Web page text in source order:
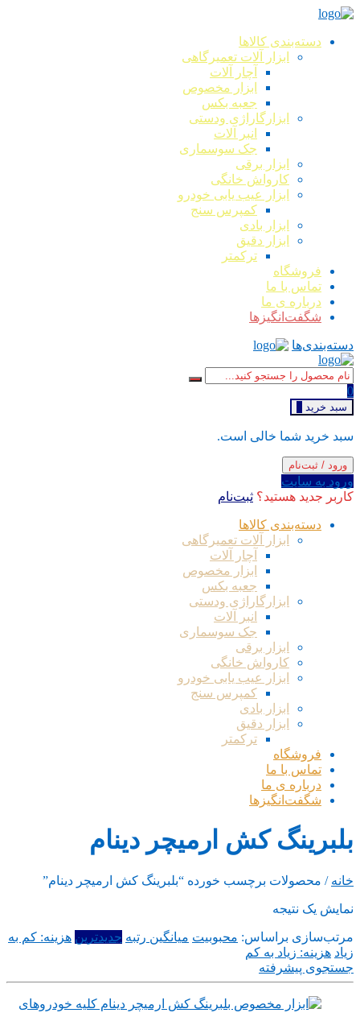
دسته‌بندی کالاها
ابزار آلات تعمیرگاهی
آچار آلات
ابزار مخصوص
جعبه بکس
ابزارگاراژی ودستی
انبر آلات
جک سوسماری
ابزار برقی
کارواش خانگی
ابزار عیب یابی خودرو
کمپرس سنج
ابزار بادی
ابزار دقیق
ترکمتر
فروشگاه
تماس با ما
درباره ی ما
شگفت‌انگیزها
دسته‌بندی‌ها
0
سبد خرید
سبد خرید شما خالی است.
ورود / ثبت‌نام
ورود به سایت
کاربر جدید هستید؟ ثبت‌نام
دسته‌بندی کالاها
ابزار آلات تعمیرگاهی
آچار آلات
ابزار مخصوص
جعبه بکس
ابزارگاراژی ودستی
انبر آلات
جک سوسماری
ابزار برقی
کارواش خانگی
ابزار عیب یابی خودرو
کمپرس سنج
ابزار بادی
ابزار دقیق
ترکمتر
فروشگاه
تماس با ما
درباره ی ما
شگفت‌انگیزها
بلبرینگ کش ارمیچر دینام
خانه / محصولات برچسب خورده “بلبرینگ کش ارمیچر دینام”
نمایش یک نتیجه
مرتب‌سازی براساس: محبوبیت میانگین رتبه جدیدترین هزینه: کم به
زیاد هزینه: زیاد به کم
جستجوی پیشرفته